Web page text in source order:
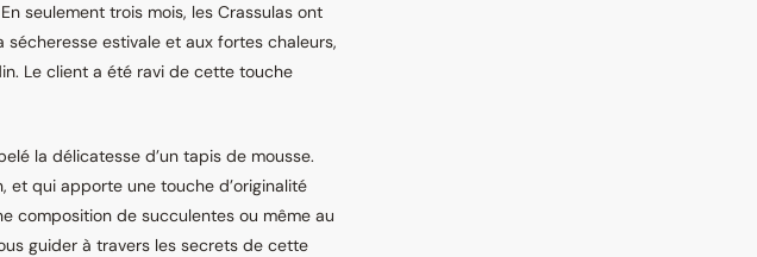
seulement trois mois, les Crassulas ont
estivale et aux fortes chaleurs,
Le client a été ravi de cette touche
la délicatesse d’un tapis de mousse.
et qui apporte une touche d’originalité
composition de succulentes ou même au
guider à travers les secrets de cette